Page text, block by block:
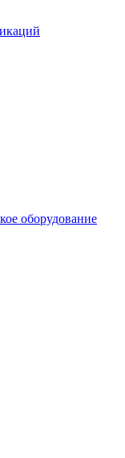
оборудование